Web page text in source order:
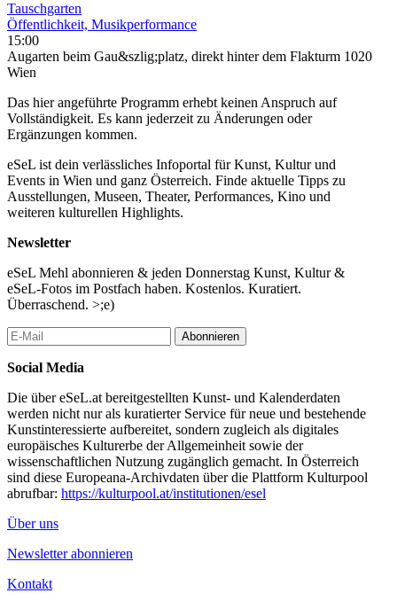
Tauschgarten
Öffentlichkeit, Musikperformance
15:00
Augarten beim Gau&szlig;platz, direkt hinter dem Flakturm 1020
Wien
Das hier angeführte Programm erhebt keinen Anspruch auf
Vollständigkeit. Es kann jederzeit zu Änderungen oder
Ergänzungen kommen.
eSeL ist dein verlässliches Infoportal für Kunst, Kultur und
Events in Wien und ganz Österreich. Finde aktuelle Tipps zu
Ausstellungen, Museen, Theater, Performances, Kino und
weiteren kulturellen Highlights.
Newsletter
eSeL Mehl abonnieren & jeden Donnerstag Kunst, Kultur &
eSeL-Fotos im Postfach haben. Kostenlos. Kuratiert.
Überraschend. >;e)
Abonnieren
Social Media
Die über eSeL.at bereitgestellten Kunst- und Kalenderdaten
werden nicht nur als kuratierter Service für neue und bestehende
Kunstinteressierte aufbereitet, sondern zugleich als digitales
europäisches Kulturerbe der Allgemeinheit sowie der
wissenschaftlichen Nutzung zugänglich gemacht. In Österreich
sind diese Europeana-Archivdaten über die Plattform Kulturpool
abrufbar: https://kulturpool.at/institutionen/esel
Über uns
Newsletter abonnieren
Kontakt